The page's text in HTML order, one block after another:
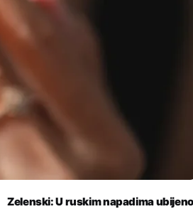
Zelenski: U ruskim napadima ubijeno